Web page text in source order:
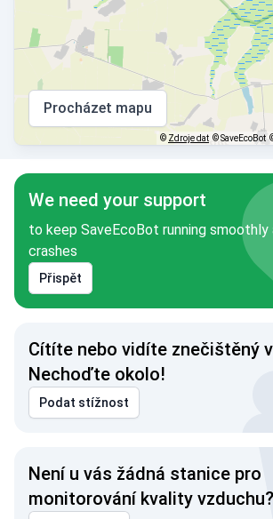
Procházet mapu
© Zdroje dat © SaveEcoBot
We need your support
to keep SaveEcoBot running smoothly
crashes
Přispět
Cítíte nebo vidíte znečištěný
Nechoďte okolo!
Podat stížnost
Není u vás žádná stanice pro
monitorování kvality vzduchu?